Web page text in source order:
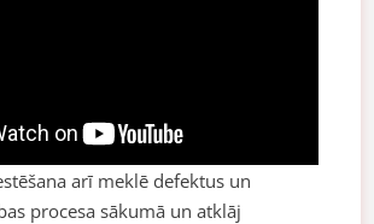
arī meklē defektus un
procesa sākumā un atklāj